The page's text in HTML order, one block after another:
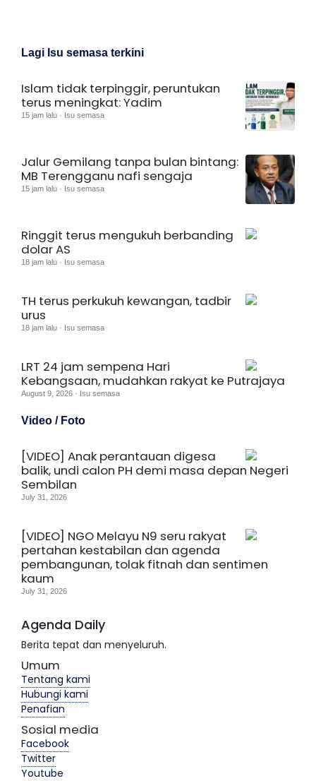
Lagi Isu semasa terkini
Islam tidak terpinggir, peruntukan
terus meningkat: Yadim
15 jam lalu · Isu semasa
Jalur Gemilang tanpa bulan bintang:
MB Terengganu nafi sengaja
15 jam lalu · Isu semasa
Ringgit terus mengukuh berbanding
dolar AS
18 jam lalu · Isu semasa
TH terus perkukuh kewangan, tadbir
urus
18 jam lalu · Isu semasa
LRT 24 jam sempena Hari
Kebangsaan, mudahkan rakyat ke Putrajaya
August 9, 2026 · Isu semasa
Video / Foto
[VIDEO] Anak perantauan digesa
balik, undi calon PH demi masa depan Negeri
Sembilan
July 31, 2026
[VIDEO] NGO Melayu N9 seru rakyat
pertahan kestabilan dan agenda
pembangunan, tolak fitnah dan sentimen
kaum
July 31, 2026
Agenda Daily
Berita tepat dan menyeluruh.
Umum
Tentang kami
Hubungi kami
Penafian
Sosial media
Facebook
Twitter
Youtube